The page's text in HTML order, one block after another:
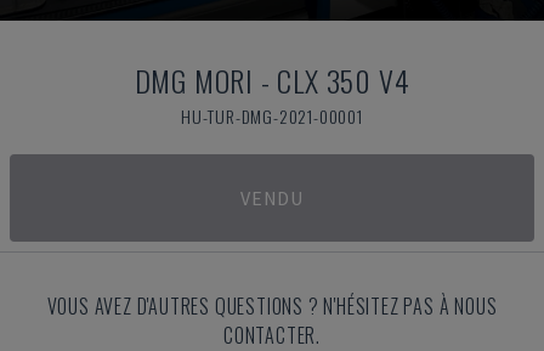
DMG MORI - CLX 350 V4
HU-TUR-DMG-2021-00001
VENDU
VOUS AVEZ D'AUTRES QUESTIONS ? N'HÉSITEZ PAS À NOUS
CONTACTER.